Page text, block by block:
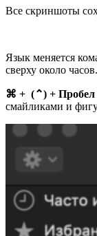
Все скриншоты
Язык меняется
сверху около часов.
⌘ + (⌃) + Пробел
смайликами и